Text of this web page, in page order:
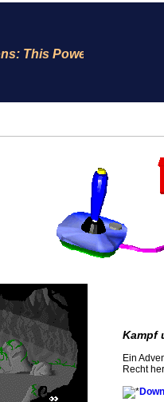
PowerBASIC site is
Kampf
Ein
Recht